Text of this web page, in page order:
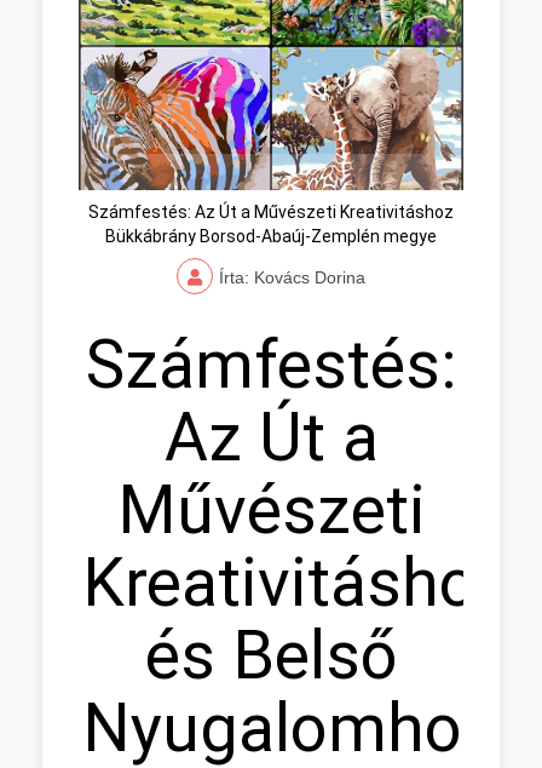
Számfestés: Az Út a Művészeti Kreativitáshoz
Bükkábrány Borsod-Abaúj-Zemplén megye
Írta: Kovács Dorina
Számfestés:
Az Út a
Művészeti
Kreativitáshoz
és Belső
Nyugalomhoz